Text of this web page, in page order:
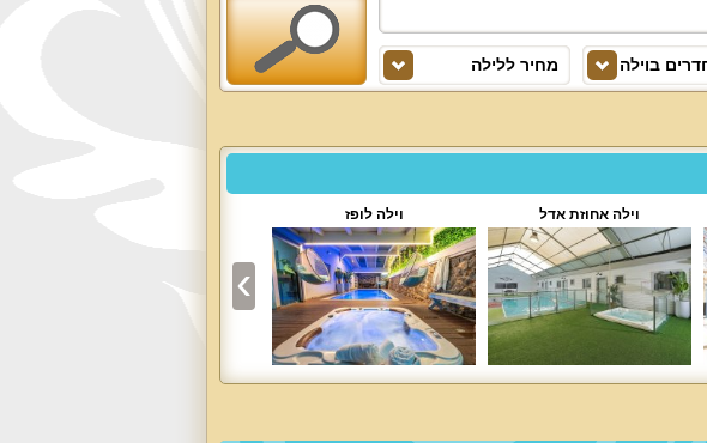
בוילה מחיר ללילה
וילה אחוזת אדל וילה לופז